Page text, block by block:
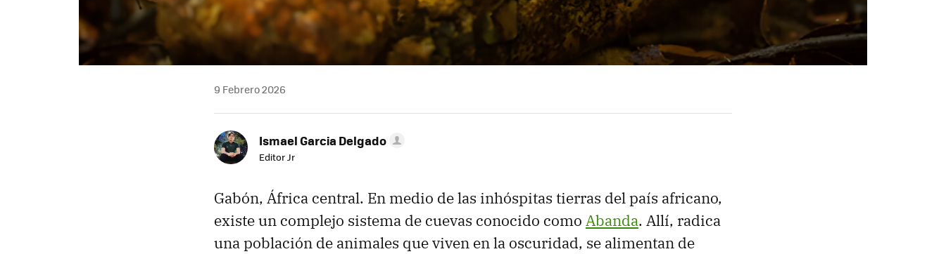
9 Febrero 2026
Ismael Garcia Delgado
Editor Jr
Gabón, África central. En medio de las inhóspitas tierras del país africano,
existe un complejo sistema de cuevas conocido como Abanda. Allí, radica
una población de animales que viven en la oscuridad, se alimentan de